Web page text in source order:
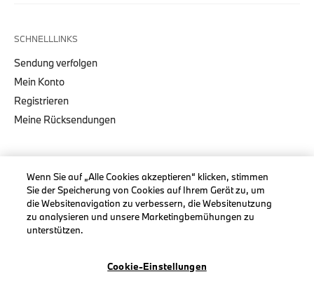
SCHNELLLINKS
Sendung verfolgen
Mein Konto
Registrieren
Meine Rücksendungen
KOLLEKTIONEN
Herren
Damen
Wenn Sie auf „Alle Cookies akzeptieren“ klicken, stimmen
Sie der Speicherung von Cookies auf Ihrem Gerät zu, um
die Websitenavigation zu verbessern, die Websitenutzung
zu analysieren und unsere Marketingbemühungen zu
unterstützen.
Cookie-Einstellungen